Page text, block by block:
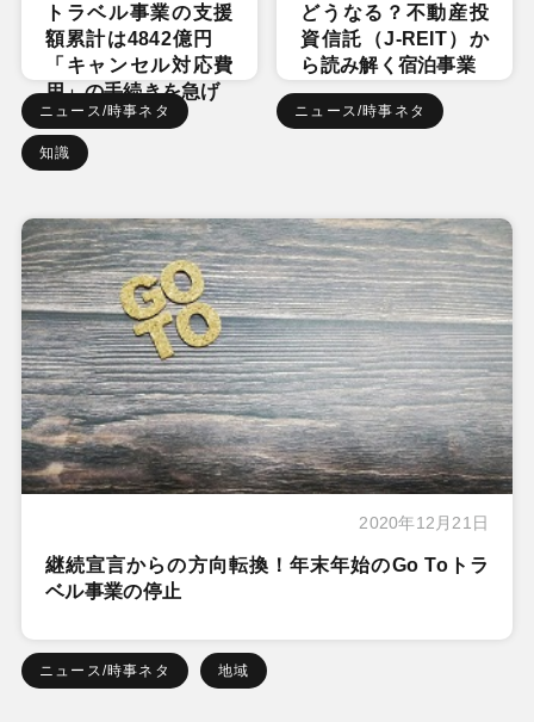
トラベル事業の支援
額累計は4842億円
「キャンセル対応費
用」の手続きを急げ
ニュース/時事ネタ
知識
どうなる？不動産投
資信託（J-REIT）か
ら読み解く宿泊事業
ニュース/時事ネタ
2020年12月21日
継続宣言からの方向転換！年末年始のGo Toトラ
ベル事業の停止
ニュース/時事ネタ 地域